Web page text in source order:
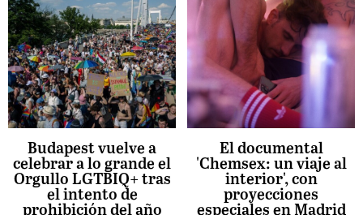
Budapest vuelve a
celebrar a lo grande el
Orgullo LGTBIQ+ tras
el intento de
prohibición del año
El documental
'Chemsex: un viaje al
interior', con
proyecciones
especiales en Madrid